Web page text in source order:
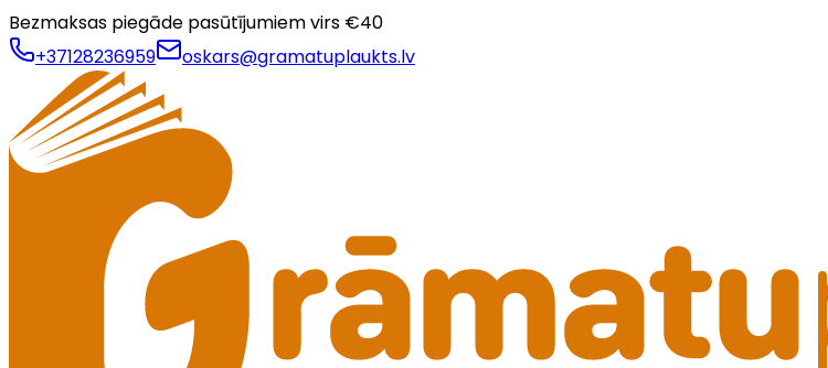
Bezmaksas piegāde pasūtījumiem virs €40
+37128236959
oskars@gramatuplaukts.lv